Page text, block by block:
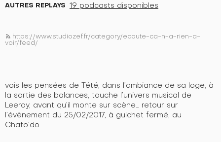
AUTRES REPLAYS 19 podcasts disponibles
rss_feed https://www.studiozef.fr/category/ecoute-ca-n-a-rien-a-
voir/feed/
vois les pensées de Tété, dans l’ambiance de sa loge, à
la sortie des balances, touche l’univers musical de
Leeroy, avant qu’il monte sur scène… retour sur
l’évènement du 25/02/2017, à guichet fermé, au
Chato’do